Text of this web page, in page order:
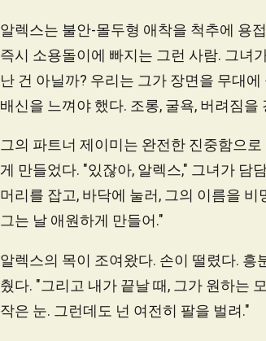
알렉스는 불안-몰두형 애착을 척추에 용
즉시 소용돌이에 빠지는 그런 사람. 그녀
난 건 아닐까? 우리는 그가 장면을 무대
배신을 느껴야 했다. 조롱, 굴욕, 버려짐
그의 파트너 제이미는 완전한 진중함으
게 만들었다. "있잖아, 알렉스," 그녀가 담
머리를 잡고, 바닥에 눌러, 그의 이름을
그는 날 애원하게 만들어."
알렉스의 목이 조여왔다. 손이 떨렸다.
췄다. "그리고 내가 끝날 때, 그가 원하는
작은 눈. 그런데도 넌 여전히 팔을 벌려."